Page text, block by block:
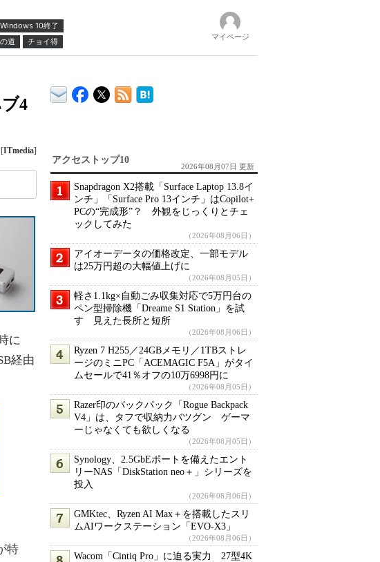
Windows 10終了
道 チョイ得 マイページ
4
[ITmedia]
に
経由
特
アクセストップ10
2026年08月07日 更新
Snapdragon X2搭載「Surface Laptop 13.8イ
ンチ」「Surface Pro 13インチ」はCopilot+
PCの“完成形”？ 外観をじっくりとチェ
ックしてみた
（2026年08月06日）
アイオーデータの価格改定、一部モデル
は25万円超の大幅値上げに
（2026年08月05日）
軽さ1.1kg×自動ごみ収集対応で5万円台の
ペン型掃除機「Dreame S1 Station」を試
す 見えた長所と短所
（2026年08月06日）
Ryzen 7 H255／24GBメモリ／1TBストレ
ージのミニPC「ACEMAGIC F5A」がタイ
ムセールで41％オフの10万6998円に
（2026年08月05日）
Razer印のバックパック「Rogue Backpack
V4」は、タフで収納力バツグン ゲーマ
ーじゃなくても欲しくなる
（2026年08月05日）
Synology、2.5GbEポートを備えたエント
リーNAS「DiskStation neo＋」シリーズを
投入
（2026年08月06日）
GMKtec、Ryzen AI Max＋を搭載したスリ
ムAIワークステーション「EVO-X3」
（2026年08月06日）
Wacom「Cintiq Pro」に迫る実力 27型4K